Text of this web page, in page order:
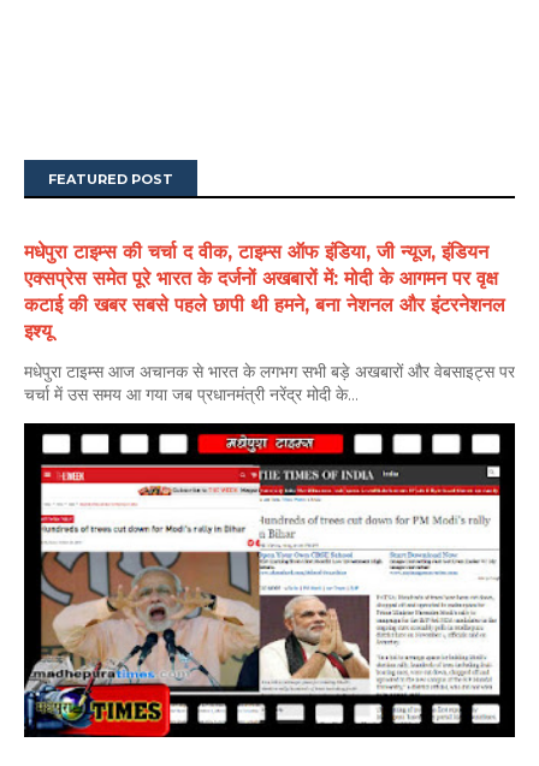
FEATURED POST
मधेपुरा टाइम्स की चर्चा द वीक, टाइम्स ऑफ इंडिया, जी न्यूज, इंडियन
एक्सप्रेस समेत पूरे भारत के दर्जनों अखबारों में: मोदी के आगमन पर वृक्ष
कटाई की खबर सबसे पहले छापी थी हमने, बना नेशनल और इंटरनेशनल
इश्यू
मधेपुरा टाइम्स आज अचानक से भारत के लगभग सभी बड़े अखबारों और वेबसाइट्स पर
चर्चा में उस समय आ गया जब प्रधानमंत्री नरेंद्र मोदी के...